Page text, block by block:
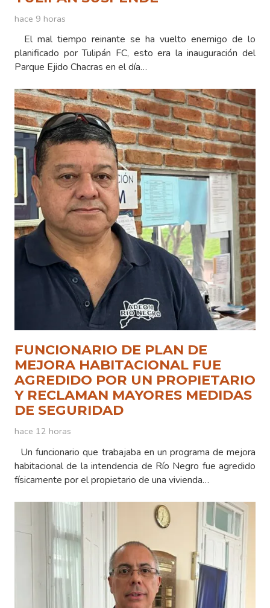
hace 9 horas
El mal tiempo reinante se ha vuelto enemigo de lo
planificado por Tulipán FC, esto era la inauguración del
Parque Ejido Chacras en el día…
FUNCIONARIO DE PLAN DE
MEJORA HABITACIONAL FUE
AGREDIDO POR UN PROPIETARIO
Y RECLAMAN MAYORES MEDIDAS
DE SEGURIDAD
hace 12 horas
Un funcionario que trabajaba en un programa de mejora
habitacional de la intendencia de Río Negro fue agredido
físicamente por el propietario de una vivienda…